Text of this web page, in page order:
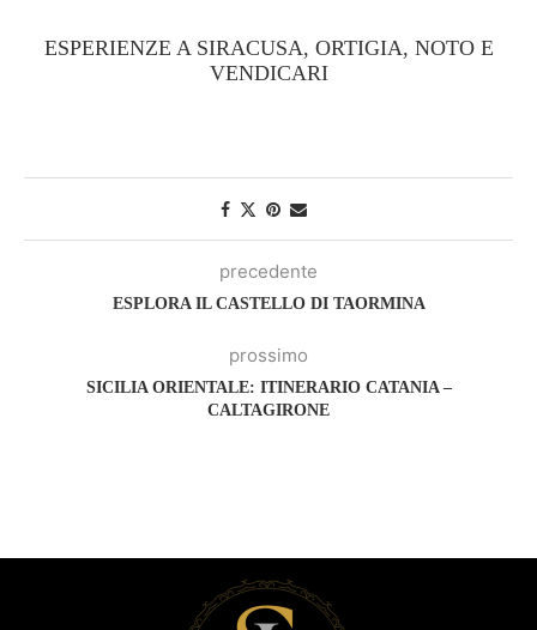
ESPERIENZE A SIRACUSA, ORTIGIA, NOTO E
VENDICARI
precedente
ESPLORA IL CASTELLO DI TAORMINA
prossimo
SICILIA ORIENTALE: ITINERARIO CATANIA –
CALTAGIRONE